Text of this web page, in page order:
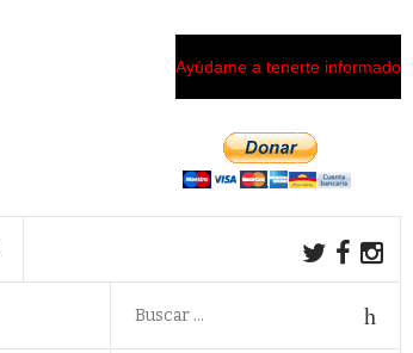
Ayúdame a tenerte informado